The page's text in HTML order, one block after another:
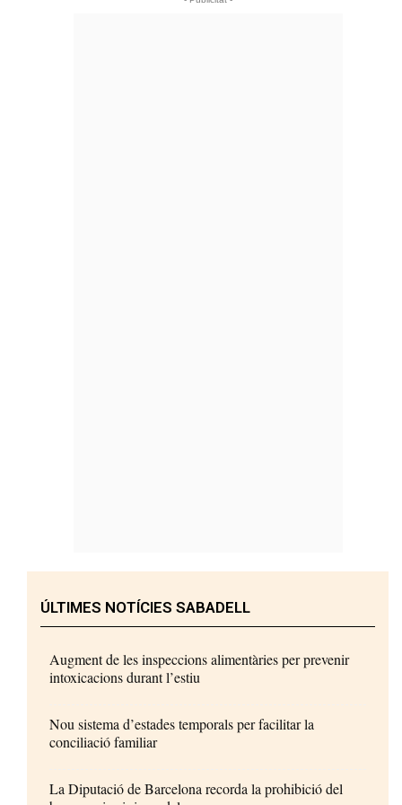
ÚLTIMES NOTÍCIES SABADELL
Augment de les inspeccions alimentàries per prevenir
intoxicacions durant l’estiu
Nou sistema d’estades temporals per facilitar la
conciliació familiar
La Diputació de Barcelona recorda la prohibició del